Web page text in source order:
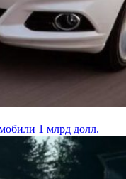
1 млрд долл.